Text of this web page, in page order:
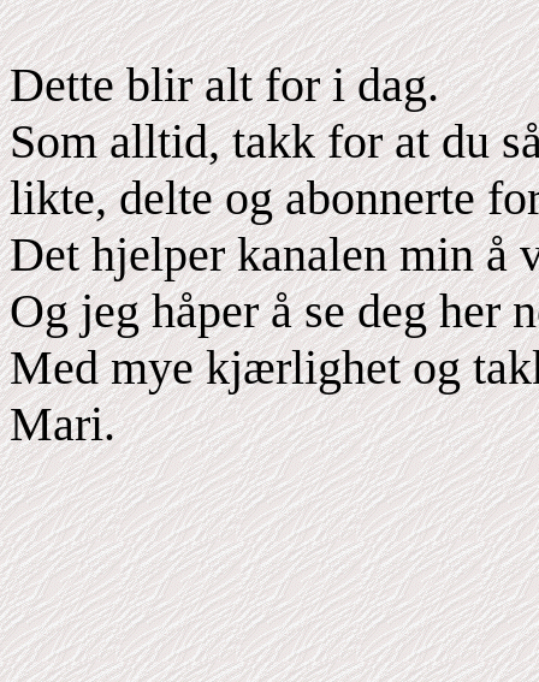
Dette blir alt for i dag.
Som alltid, takk for at du
likte, delte og abonnerte
Det hjelper kanalen min å
Og jeg håper å se deg her
Med mye kjærlighet og
Mari.